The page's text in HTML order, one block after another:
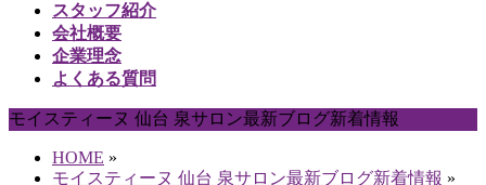
スタッフ紹介
会社概要
企業理念
よくある質問
モイスティーヌ 仙台 泉サロン最新ブログ新着情報
HOME »
モイスティーヌ 仙台 泉サロン最新ブログ新着情報 »